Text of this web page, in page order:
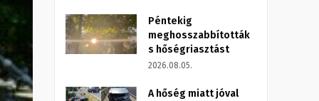
Péntekig
meghosszabbították
s hőségriasztást
2026.08.05.
A hőség miatt jóval